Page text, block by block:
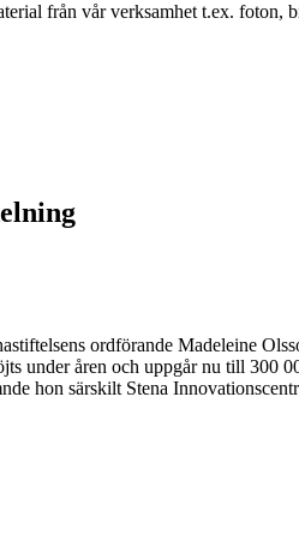
från vår verksamhet t.ex. foton,
ordförande Madeleine
under åren och uppgår nu till 300
hon särskilt Stena